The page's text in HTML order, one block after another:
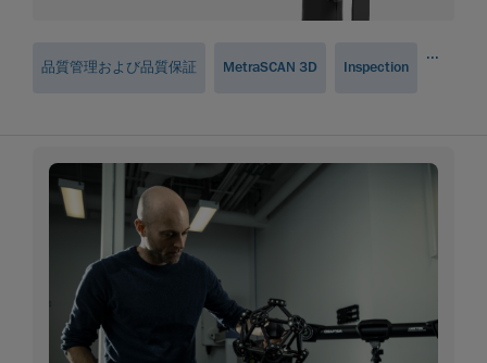
品質管理および品質保証 MetraSCAN 3D Inspection
...